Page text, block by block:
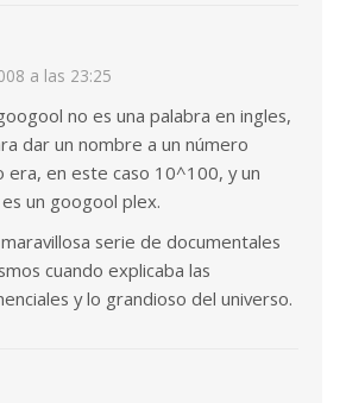
a las 23:25
no es una palabra en ingles,
dar un nombre a un número
era, en este caso 10^100, y un
un googool plex.
serie de documentales
cuando explicaba las
y lo grandioso del universo.